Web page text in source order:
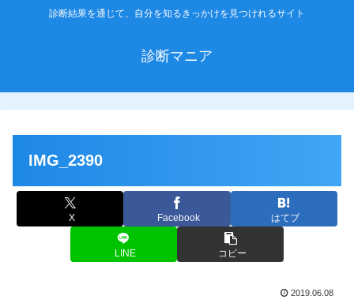
診断結果を通じて、自分を知るきっかけを見つけれるサイト
診断マニア
IMG_2390
X Facebook はてブ
LINE コピー
2019.06.08